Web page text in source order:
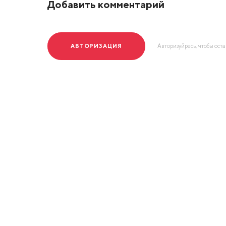
Добавить комментарий
АВТОРИЗАЦИЯ Авторизуйресь, чтобы